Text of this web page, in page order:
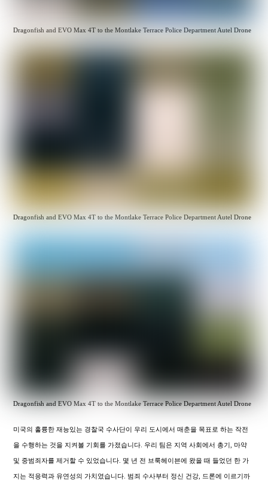
Dragonfish and EVO Max 4T to the Montlake Terrace Police Department Autel Drone
Dragonfish and EVO Max 4T to the Montlake Terrace Police Department Autel Drone
Dragonfish and EVO Max 4T to the Montlake Terrace Police Department Autel Drone
미국의 훌륭한 재능있는 경찰국 수사단이 우리 도시에서 매춘을 목표로 하는 작전
을 수행하는 것을 지켜볼 기회를 가졌습니다. 우리 팀은 지역 사회에서 총기, 마약
및 중범죄자를 제거할 수 있었습니다. 몇 년 전 브룩헤이븐에 왔을 때 들었던 한 가
지는 적응력과 유연성의 가치였습니다. 범죄 수사부터 정신 건강, 드론에 이르기까